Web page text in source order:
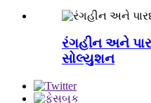
રંગહીન અને
સોલ્યુશન